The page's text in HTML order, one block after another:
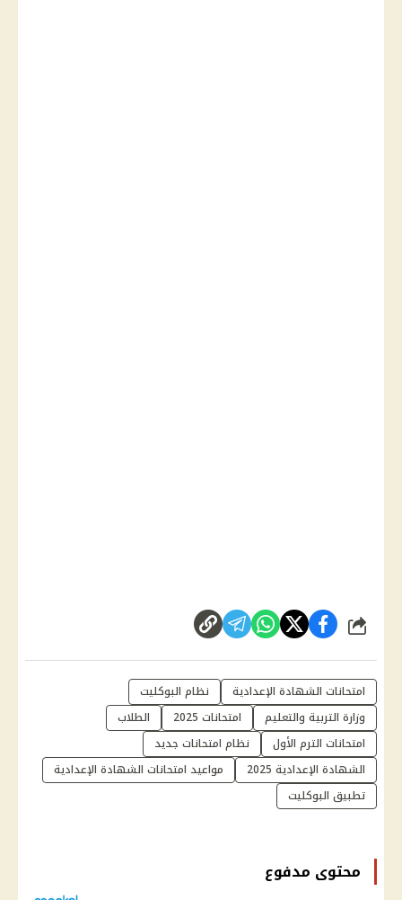
شارك
امتحانات الشهادة الإعدادية
نظام البوكليت
وزارة التربية والتعليم
امتحانات 2025
الطلاب
امتحانات الترم الأول
نظام امتحانات جديد
الشهادة الإعدادية 2025
مواعيد امتحانات الشهادة الإعدادية
تطبيق البوكليت
محتوى مدفوع